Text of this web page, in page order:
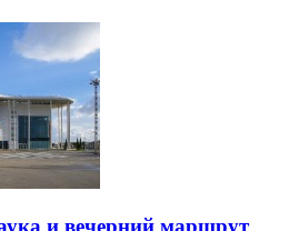
и вечерний маршрут